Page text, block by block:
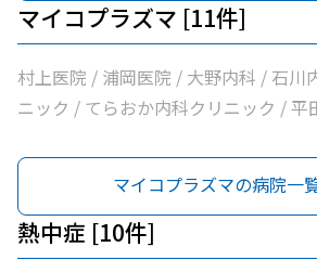
マイコプラズマ [11件]
村上医院 / 浦岡医院 / 大野内科 / 石川
ニック / てらおか内科クリニック / 平
めおか内科 / 社会医療法人北斗会大洲
マイコプラズマの病院一
熱中症 [10件]